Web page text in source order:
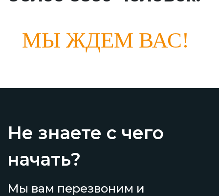
МЫ ЖДЕМ ВАС!
Не знаете с чего
начать?
Мы вам перезвоним и